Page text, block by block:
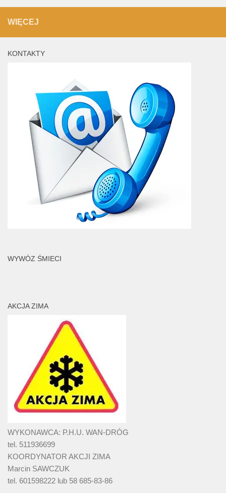
WIĘCEJ
KONTAKTY
WYWÓZ ŚMIECI
AKCJA ZIMA
WYKONAWCA: P.H.U. WAN-DRÓG
tel. 511936699
KOORDYNATOR AKCJI ZIMA
Marcin SAWCZUK
tel. 601598222 lub 58 685-83-86